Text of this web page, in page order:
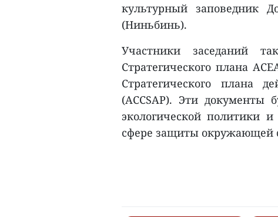
культурный заповедник
(Ниньбинь).
Участники заседаний
Стратегического плана
Стратегического плана
(ACCSAP). Эти документы
экологической политики
сфере защиты окружающей